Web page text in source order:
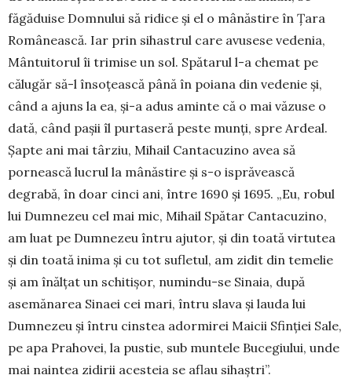
făgăduise Domnului să ridice și el o mânăstire în Țara
Românească. Iar prin sihastrul care avusese vedenia,
Mântuitorul îi trimise un sol. Spătarul l-a chemat pe
călugăr să-l însoțească până în poiana din vedenie și,
când a ajuns la ea, și-a adus aminte că o mai văzuse o
dată, când pașii îl pur­taseră peste munți, spre Ardeal.
Șapte ani mai târziu, Mihail Cantacuzino avea să
pornească lu­crul la mânăstire și s-o ispră­veas­că
degrabă, în doar cinci ani, între 1690 și 1695. „Eu, robul
lui Dum­nezeu cel mai mic, Mihail Spătar Cantacuzino,
am luat pe Dumnezeu întru ajutor, şi din toată virtutea
şi din toată inima şi cu tot sufletul, am zidit din te­melie
şi am înălţat un schitişor, numindu-se Sinaia, după
asemănarea Sinaei cei mari, întru slava şi lauda lui
Dumnezeu şi întru cinstea adormirei Maicii Sfinţiei Sale,
pe apa Prahovei, la pustie, sub muntele Bucegiului, unde
mai naintea zidirii aces­teia se aflau sihaştri”.